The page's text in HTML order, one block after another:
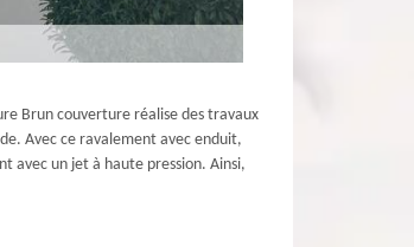
Brun couverture réalise des travaux
Avec ce ravalement avec enduit,
avec un jet à haute pression. Ainsi,